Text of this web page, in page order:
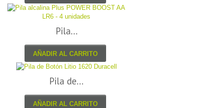
Pila...
AÑADIR AL CARRITO
Pila de...
AÑADIR AL CARRITO